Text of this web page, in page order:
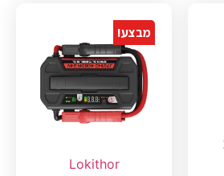
מבצע!
Lokithor